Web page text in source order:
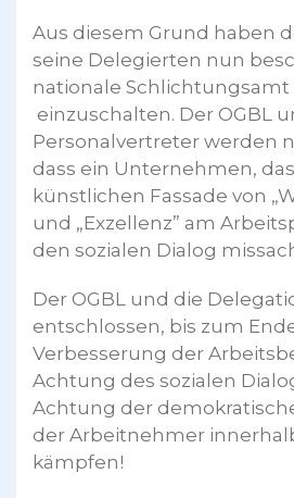
Aus diesem Grund haben
seine Delegierten nun
nationale Schlichtungsamt
einzuschalten. Der OGBL
Personalvertreter werden
dass ein Unternehmen,
künstlichen Fassade von
und „Exzellenz” am
den sozialen Dialog
Der OGBL und die
entschlossen, bis zum
Verbesserung der
Achtung des sozialen
Achtung der
der Arbeitnehmer
kämpfen!